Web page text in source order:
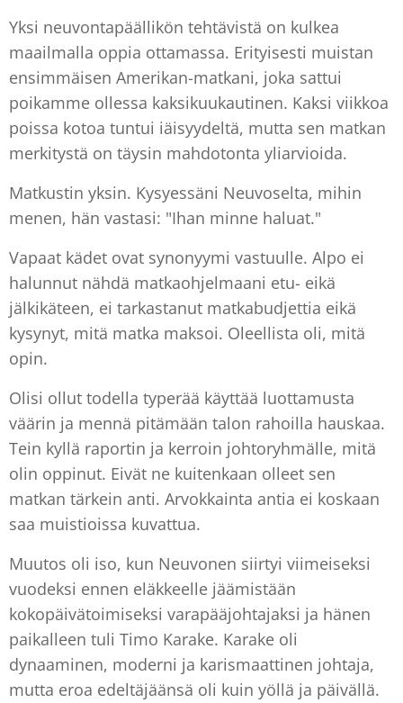
Yksi neuvontapäällikön tehtävistä on kulkea
maailmalla oppia ottamassa. Erityisesti muistan
ensimmäisen Amerikan-matkani, joka sattui
poikamme ollessa kaksikuukautinen. Kaksi viikkoa
poissa kotoa tuntui iäisyydeltä, mutta sen matkan
merkitystä on täysin mahdotonta yliarvioida.
Matkustin yksin. Kysyessäni Neuvoselta, mihin
menen, hän vastasi: "Ihan minne haluat."
Vapaat kädet ovat synonyymi vastuulle. Alpo ei
halunnut nähdä matkaohjelmaani etu- eikä
jälkikäteen, ei tarkastanut matkabudjettia eikä
kysynyt, mitä matka maksoi. Oleellista oli, mitä
opin.
Olisi ollut todella typerää käyttää luottamusta
väärin ja mennä pitämään talon rahoilla hauskaa.
Tein kyllä raportin ja kerroin johtoryhmälle, mitä
olin oppinut. Eivät ne kuitenkaan olleet sen
matkan tärkein anti. Arvokkainta antia ei koskaan
saa muistioissa kuvattua.
Muutos oli iso, kun Neuvonen siirtyi viimeiseksi
vuodeksi ennen eläkkeelle jäämistään
kokopäivätoimiseksi varapääjohtajaksi ja hänen
paikalleen tuli Timo Karake. Karake oli
dynaaminen, moderni ja karismaattinen johtaja,
mutta eroa edeltäjäänsä oli kuin yöllä ja päivällä.